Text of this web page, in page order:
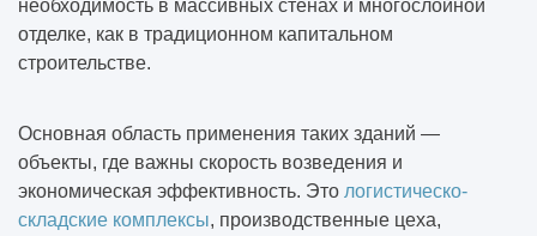
необходимость в массивных стенах и многослойной
отделке, как в традиционном капитальном
строительстве.
Основная область применения таких зданий —
объекты, где важны скорость возведения и
экономическая эффективность. Это логистическо-
складские комплексы, производственные цеха,